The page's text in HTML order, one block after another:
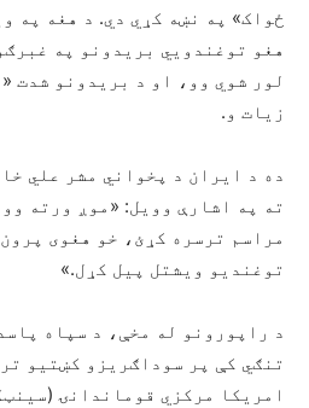
ځواک» په نښه کړي دي. د هغه په
هغو توغندويي بریدونو په
زیات و.
ده د ایران د پخواني مشر علي
ته په اشارې وویل: «موږ ورته
مراسم ترسره کړئ، خو هغوی
توغندیو ویشتل پیل کړل.»
د راپورونو له مخې، د سپاه
تنګي کې پر سوداګریزو کښتیو
امریکا مرکزي قوماندانۍ